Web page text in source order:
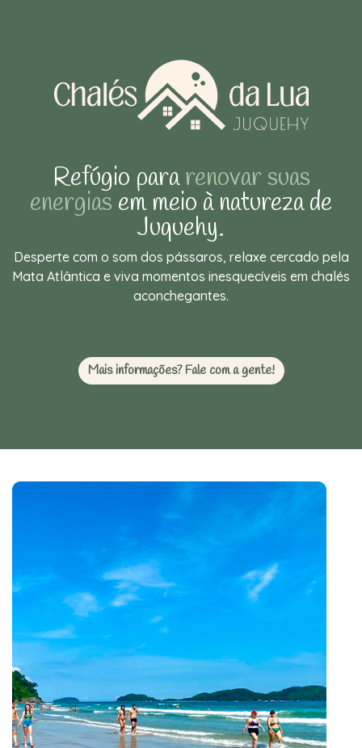
Refúgio pararenovar suas
energias em meio à natureza de
Juquehy.
Desperte com o som dos pássaros, relaxe cercado pela
Mata Atlântica e viva momentos inesquecíveis em chalés
aconchegantes.
Mais informações? Fale com a gente!